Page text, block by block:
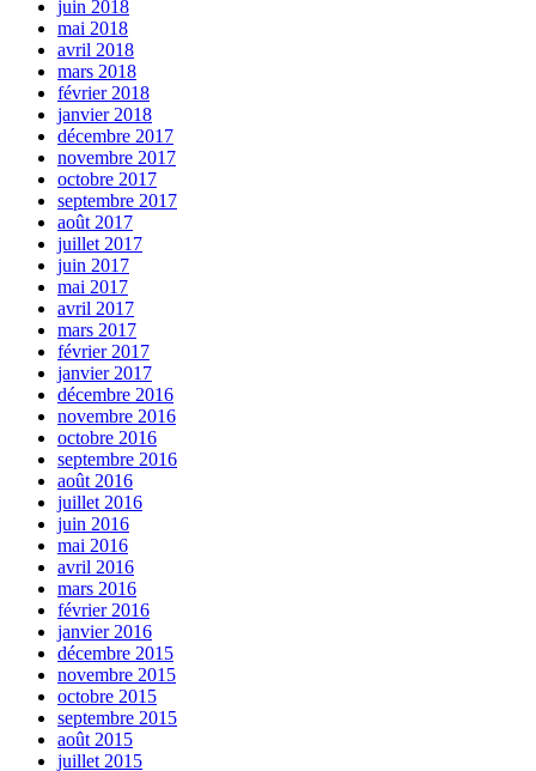
juin 2018
mai 2018
avril 2018
mars 2018
février 2018
janvier 2018
décembre 2017
novembre 2017
octobre 2017
septembre 2017
août 2017
juillet 2017
juin 2017
mai 2017
avril 2017
mars 2017
février 2017
janvier 2017
décembre 2016
novembre 2016
octobre 2016
septembre 2016
août 2016
juillet 2016
juin 2016
mai 2016
avril 2016
mars 2016
février 2016
janvier 2016
décembre 2015
novembre 2015
octobre 2015
septembre 2015
août 2015
juillet 2015